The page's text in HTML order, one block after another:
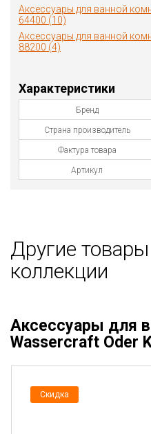
Аксессуары для ванной
64400 (10)
Аксессуары для ванной
88200 (4)
Характеристики
Бренд
Страна производитель
Фактура товара
Артикул
Другие товары
коллекции
Аксессуары для
Wassercraft Oder
Скидка